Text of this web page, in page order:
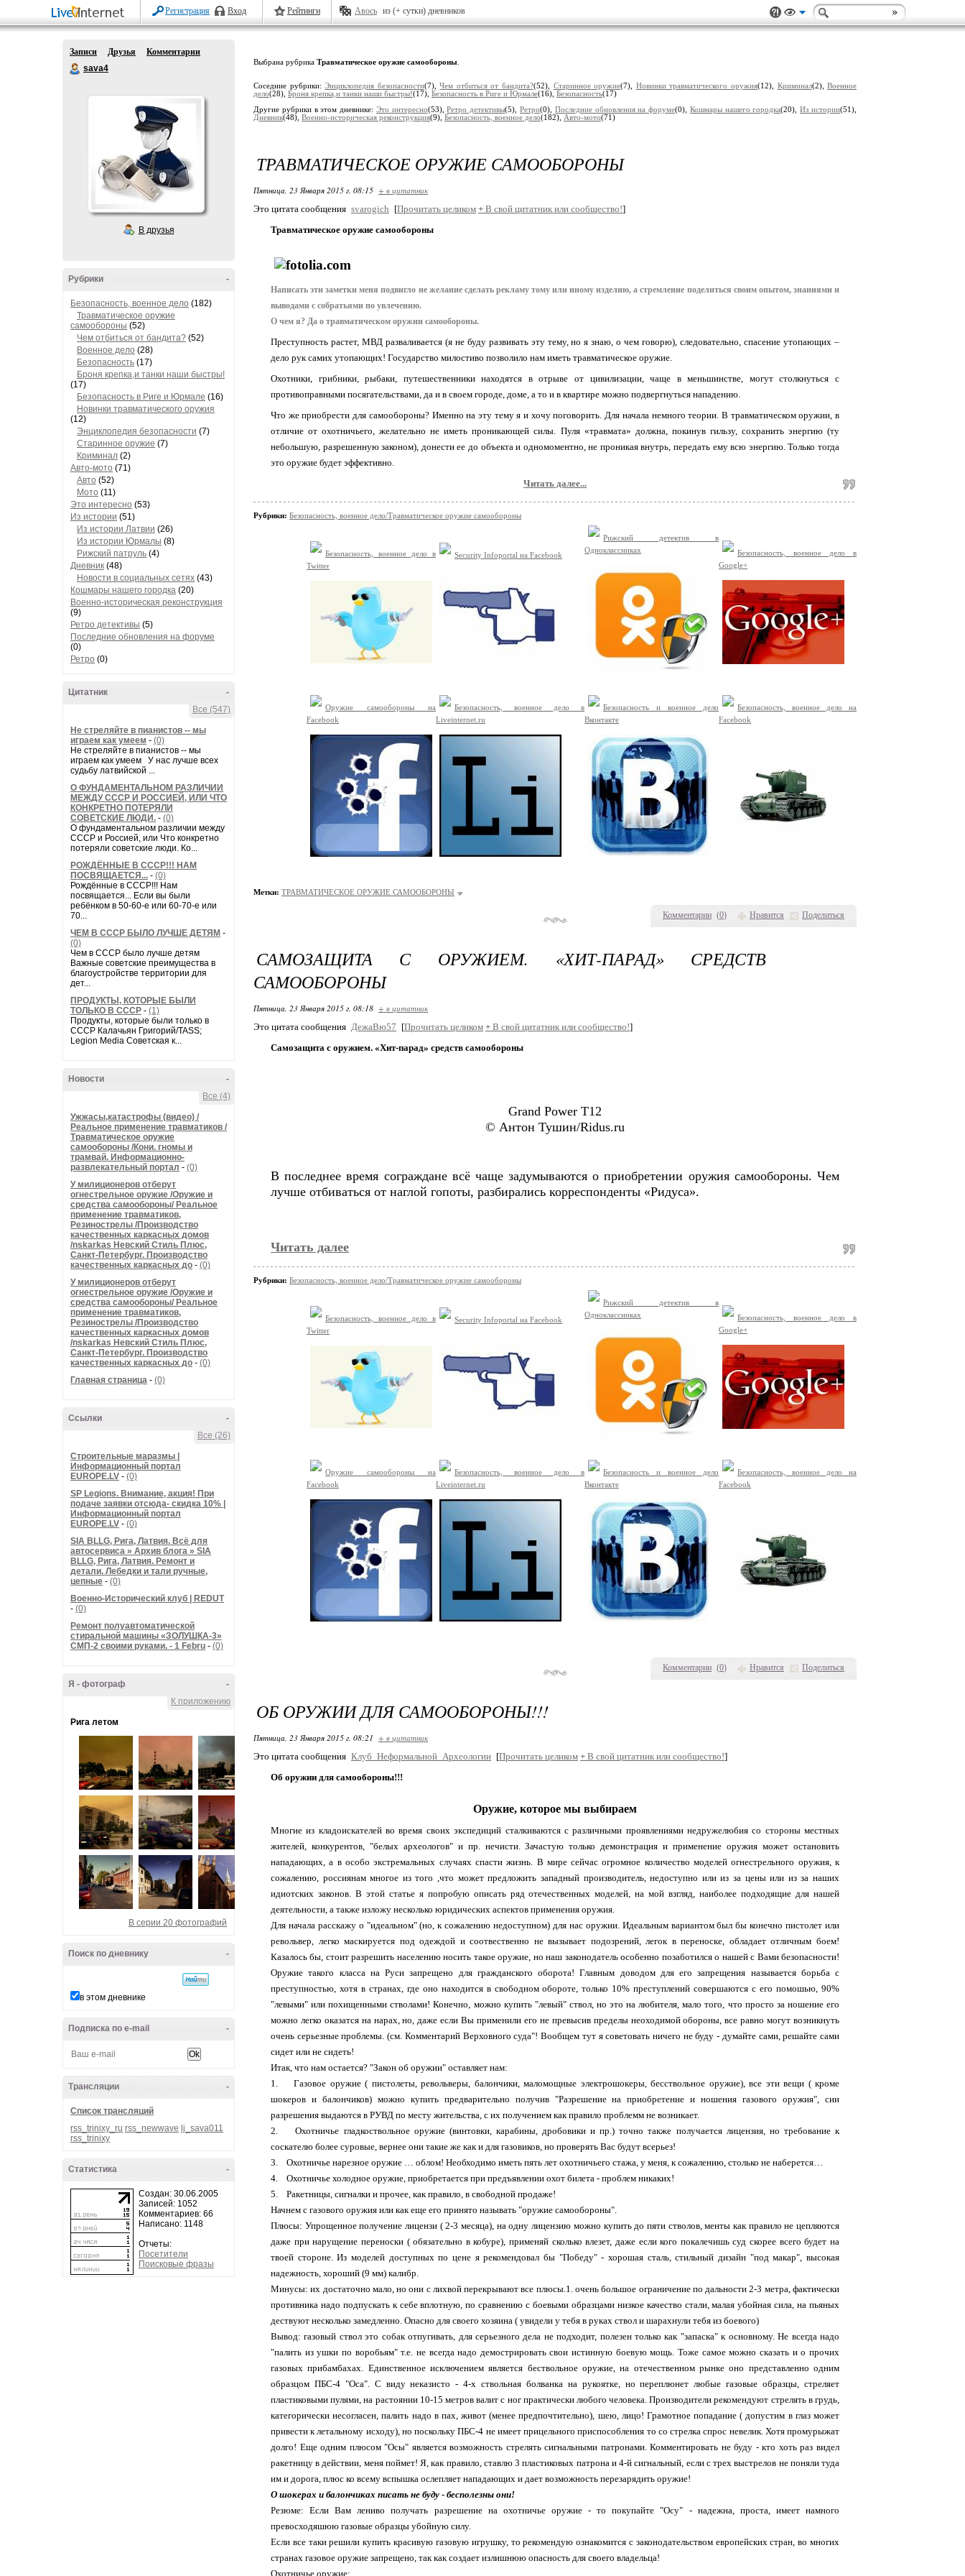
Регистрация Вход Рейтинги Авось из (+ сутки) дневников
Записи Друзья
Комментарии
sava4
В друзья
-
Рубрики
Безопасность, военное дело (182)
Травматическое оружие
самообороны (52)
Чем отбиться от бандита? (52)
Военное дело (28)
Безопасность (17)
Броня крепка,и танки наши быстры!
(17)
Безопасность в Риге и Юрмале (16)
Новинки травматического оружия
(12)
Энциклопедия безопасности (7)
Старинное оружие (7)
Криминал (2)
Авто-мото (71)
Авто (52)
Мото (11)
Это интересно (53)
Из истории (51)
Из истории Латвии (26)
Из истории Юрмалы (8)
Рижский патруль (4)
Дневник (48)
Новости в социальных сетях (43)
Кошмары нашего городка (20)
Военно-историческая реконструкция
(9)
Ретро детективы (5)
Последние обновления на форуме
(0)
Ретро (0)
-
Цитатник
Все (547)
Не стреляйте в пианистов -- мы
играем как умеем - (0)
Не стреляйте в пианистов -- мы
играем как умеем У нас лучше всех
судьбу латвийской ...
О ФУНДАМЕНТАЛЬНОМ РАЗЛИЧИИ
МЕЖДУ СССР И РОССИЕЙ, ИЛИ ЧТО
КОНКРЕТНО ПОТЕРЯЛИ
СОВЕТСКИЕ ЛЮДИ. - (0)
О фундаментальном различии между
СССР и Россией, или Что конкретно
потеряли советские люди. Ко...
РОЖДЁННЫЕ В СССР!!! НАМ
ПОСВЯЩАЕТСЯ... - (0)
Рождённые в СССР!!! Нам
посвящается... Если вы были
ребёнком в 50-60-е или 60-70-е или
70...
ЧЕМ В СССР БЫЛО ЛУЧШЕ ДЕТЯМ -
(0)
Чем в СССР было лучше детям
Важные советские преимущества в
благоустройстве территории для
дет...
ПРОДУКТЫ, КОТОРЫЕ БЫЛИ
ТОЛЬКО В СССР - (1)
Продукты, которые были только в
СССР Калачьян Григорий/TASS;
Legion Media Советская к...
-
Новости
Все (4)
Ужжасы,катастрофы (видео) /
Реальное применение травматиков /
Травматическое оружие
самообороны /Кони. гномы и
трамвай. Информационно-
развлекательный портал - (0)
У милиционеров отберут
огнестрельное оружие /Оружие и
средства самообороны/ Реальное
применение травматиков,
Резинострелы /Производство
качественных каркасных домов
/nskarkas Невский Стиль Плюс,
Санкт-Петербург. Производство
качественных каркасных до - (0)
У милиционеров отберут
огнестрельное оружие /Оружие и
средства самообороны/ Реальное
применение травматиков,
Резинострелы /Производство
качественных каркасных домов
/nskarkas Невский Стиль Плюс,
Санкт-Петербург. Производство
качественных каркасных до - (0)
Главная страница - (0)
-
Ссылки
Все (26)
Строительные маразмы |
Информационный портал
EUROPE.LV - (0)
SP Legions. Внимание, акция! При
подаче заявки отсюда- скидка 10% |
Информационный портал
EUROPE.LV - (0)
SIA BLLG, Рига, Латвия. Всё для
автосервиса » Архив блога » SIA
BLLG, Рига, Латвия. Ремонт и
детали. Лебедки и тали ручные,
цепные - (0)
Военно-Исторический клуб | REDUT
- (0)
Ремонт полуавтоматической
стиральной машины «ЗОЛУШКА-3»
СМП-2 своими руками. - 1 Febru - (0)
-
Я - фотограф
К приложению
Рига летом
В серии 20 фотографий
-
Поиск по дневнику
в этом дневнике
-
Подписка по e-mail
-
Трансляции
Список трансляций
rss_trinixy_ru rss_newwave lj_sava011
rss_trinixy
-
Статистика
Создан: 30.06.2005
Записей: 1052
Комментариев: 66
Написано: 1148
Отчеты:
Посетители
Поисковые фразы
Выбрана рубрика Травматическое оружие самообороны
Соседние рубрики:Энциклопедия безопасности(7),Чем отбиться от бандита?(52), Старинное оружие(7), Новинки травматического оружия(12), Криминал(2),Военное
дело(28), Броня крепка,и танки наши быстры!(17), Безопасность в Риге и Юрмале(16), Безопасность(17)
Другие рубрики в этом дневнике: Это интересно(53),Ретро детективы(5),Ретро(0), Последние обновления на форуме(0), Кошмары нашего городка(20),Из истории(51),
Дневник(48), Военно-историческая реконструкция(9), Безопасность, военное дело(182), Авто-мото(71)
Комментарии (0) Нравится Поделиться
ТРАВМАТИЧЕСКОЕ ОРУЖИЕ САМООБОРОНЫ
Пятница, 23 Января 2015 г. 08:15 + в цитатник
Это цитата сообщения svarogich [Прочитать целиком + В свой цитатник или сообщество!]
Травматическое оружие самообороны
Написать эти заметки меня подвигло не желание сделать рекламу тому или иному изделию, а стремление поделиться своим опытом, знаниями и
выводами с собратьями по увлечению.
О чем я? Да о травматическом оружии самообороны.
Преступность растет, МВД разваливается (я не буду развивать эту тему, но я знаю, о чем говорю), следовательно, спасение утопающих –
дело рук самих утопающих! Государство милостиво позволило нам иметь травматическое оружие.
Охотники, грибники, рыбаки, путешественники находятся в отрыве от цивилизации, чаще в меньшинстве, могут столкнуться с
противоправными посягательствами, да и в своем городе, доме, а то и в квартире можно подвергнуться нападению.
Что же приобрести для самообороны? Именно на эту тему я и хочу поговорить. Для начала немного теории. В травматическом оружии, в
отличие от охотничьего, желательно не иметь проникающей силы. Пуля «травмата» должна, покинув гильзу, сохранить энергию (ту
небольшую, разрешенную законом), донести ее до объекта и одномоментно, не проникая внутрь, передать ему всю энергию. Только тогда
это оружие будет эффективно.
Читать далее...
Рубрики: Безопасность, военное дело/Травматическое оружие самообороны
Безопасность, военное дело в
Twitter
Security Infoportal на Facebook
Рижский детектив в
Одноклассниках
Безопасность, военное дело в
Google+
Оружие самообороны на
Facebook
Безопасность, военное дело в
Liveinternet.ru
Безопасность и военное дело
Вконтакте
Безопасность, военное дело на
Facebook
Метки: ТРАВМАТИЧЕСКОЕ ОРУЖИЕ САМООБОРОНЫ
Комментарии (0) Нравится Поделиться
САМОЗАЩИТА С ОРУЖИЕМ. «ХИТ-ПАРАД» СРЕДСТВ
САМООБОРОНЫ
Пятница, 23 Января 2015 г. 08:18 + в цитатник
Это цитата сообщения ДежаВю57 [Прочитать целиком + В свой цитатник или сообщество!]
Самозащита с оружием. «Хит-парад» средств самообороны
Grand Power T12
© Антон Тушин/Ridus.ru
В последнее время сограждане всё чаще задумываются о приобретении оружия самообороны. Чем
лучше отбиваться от наглой гопоты, разбирались корреспонденты «Ридуса».
Читать далее
Рубрики: Безопасность, военное дело/Травматическое оружие самообороны
Безопасность, военное дело в
Twitter
Security Infoportal на Facebook
Рижский детектив в
Одноклассниках
Безопасность, военное дело в
Google+
Оружие самообороны на
Facebook
Безопасность, военное дело в
Liveinternet.ru
Безопасность и военное дело
Вконтакте
Безопасность, военное дело на
Facebook
ОБ ОРУЖИИ ДЛЯ САМООБОРОНЫ!!!
Пятница, 23 Января 2015 г. 08:21 + в цитатник
Это цитата сообщения Клуб_Неформальной_Археологии [Прочитать целиком + В свой цитатник или сообщество!]
Об оружии для самообороны!!!
Оружие, которое мы выбираем
Многие из кладоискателей во время своих экспедиций сталкиваются с различными проявлениями недружелюбия со стороны местных
жителей, конкурентов, "белых археологов" и пр. нечисти. Зачастую только демонстрация и применение оружия может остановить
нападающих, а в особо экстремальных случаях спасти жизнь. В мире сейчас огромное количество моделей огнестрельного оружия, к
сожалению, россиянам многое из того ,что может предложить западный производитель, недоступно или из за цены или из за наших
идиотских законов. В этой статье я попробую описать ряд отечественных моделей, на мой взгляд, наиболее подходящие для нашей
деятельности, а также изложу несколько юридических аспектов применения оружия.
Для начала расскажу о "идеальном" (но, к сожалению недоступном) для нас оружии. Идеальным вариантом был бы конечно пистолет или
револьвер, легко маскируется под одеждой и соотвественно не вызывает подозрений, легок в переноске, обладает отличным боем!
Казалось бы, стоит разрешить населению носить такое оружие, но наш законодатель особенно позаботился о нашей с Вами безопасности!
Оружие такого класса на Руси запрещено для гражданского оборота! Главным доводом для его запрещения называется борьба с
преступностью, хотя в странах, где оно находится в свободном обороте, только 10% преступлений совершаются с его помошью, 90%
"левыми" или похищенными стволами! Конечно, можно купить "левый" ствол, но это на любителя, мало того, что просто за ношение его
можно легко оказатся на нарах, но, даже если Вы применили его не превысив пределы неоходимой обороны, все равно могут возникнуть
очень серьезные проблемы. (см. Комментарий Верховного суда"! Вообщем тут я советовать ничего не буду - думайте сами, решайте сами
сидет или не сидеть!
Итак, что нам остается? "Закон об оружии" оставляет нам:
1. Газовое оружие ( пистолеты, револьверы, балончики, маломощные электрошокеры, бесствольное оружие), все эти вещи ( кроме
шокеров и балончиков) можно купить предварительно получив "Разрешение на приобретение и ношения газового оружия", сии
разрешения выдаются в РУВД по месту жительства, с их получением как правило проблемм не возникает.
2. Охотничье гладкоствольное оружие (винтовки, карабины, дробовики и пр.) точно также получается лицензия, но требование к
соскателю более суровые, вернее они такие же как и для газовиков, но проверять Вас будут всерьез!
3. Охотничье нарезное оружие … облом! Необходимо иметь пять лет охотничьего стажа, у меня, к сожалению, столько не наберется…
4. Охотничье холодное оружие, приобретается при предъявлении охот билета - проблем никаких!
5. Ракетницы, сигналки и прочее, как правило, в свободной продаже!
Начнем с газового оружия или как еще его принято называть "оружие самообороны".
Плюсы: Упрощенное получение лицензи ( 2-3 месяца), на одну лицензию можно купить до пяти стволов, менты как правило не цепляются
даже при нарущение переноски ( обязательно в кобуре), применяй сколько влезет, даже если кого покалечишь суд скорее всего будет на
твоей стороне. Из моделей доступных по цене я рекомендовал бы "Победу" - хорошая сталь, стильный дизайн "под макар", высокая
надежность, хороший (9 мм) калибр.
Минусы: их достаточно мало, но они с лихвой перекрывают все плюсы.1. очень большое ограничение по дальности 2-3 метра, фактически
противника надо подпускать к себе вплотную, по сравнению с боевыми образцами низкое качество стали, малая убойная сила, на пьяных
дествуют несколько замедленно. Опасно для своего хозяина ( увидели у тебя в руках ствол и шарахнули тебя из боевого)
Вывод: газовый ствол это собак отпугивать, для серьезного дела не подходит, полезен только как "запаска" к основному. Не всегда надо
"палить из ушки по воробьям" т.е. не всегда надо демострировать свои истинную боевую мощь. Тоже самое можно сказать и о прочих
газовых прибамбахах. Единственное исключением является бествольное оружие, на отечественном рынке оно представленно одним
образцом ПБС-4 "Оса". С виду неказисто - 4-х ствольная болванка на рукоятке, но переплюнет любые газовые образцы, стреляет
пластиковыми пулями, на растоянии 10-15 метров валит с ног практически любого человека. Производители рекомендуют стрелять в грудь,
категорически несогласен, палить надо в пах, живот (менее предпочтительно), шею, лицо! Грамотное попадание ( допустим в глаз может
привести к летальному исходу), но поскольку ПБС-4 не имеет прицельного приспособления то со стрелка спрос невелик. Хотя промурыжат
долго! Еще одним плюсом "Осы" является возможность стрелять сигнальными патронами. Комментировать не буду - кто хоть раз видел
ракетницу в действии, меня поймет! Я, как правило, ставлю 3 пластиковых патрона и 4-й сигнальный, если с трех выстрелов не поняли туда
им и дорога, плюс ко всему вспышка ослепляет нападающих и дает возможность перезарядить оружие!
О шокерах и балончиках писать не буду - бесполезны они!
Резюме: Если Вам лениво получать разрешение на охотничье оружие - то покупайте "Осу" - надежна, проста, имеет намного
превосходяшюю газовые образцы убойную силу.
Если все таки решили купить красивую газовую игрушку, то рекомендую ознакомится с законодательством европейских стран, во многих
странах газовое оружие запрещено, так как создает излишнюю опасность для своего владельца!
Охотничье оружие: